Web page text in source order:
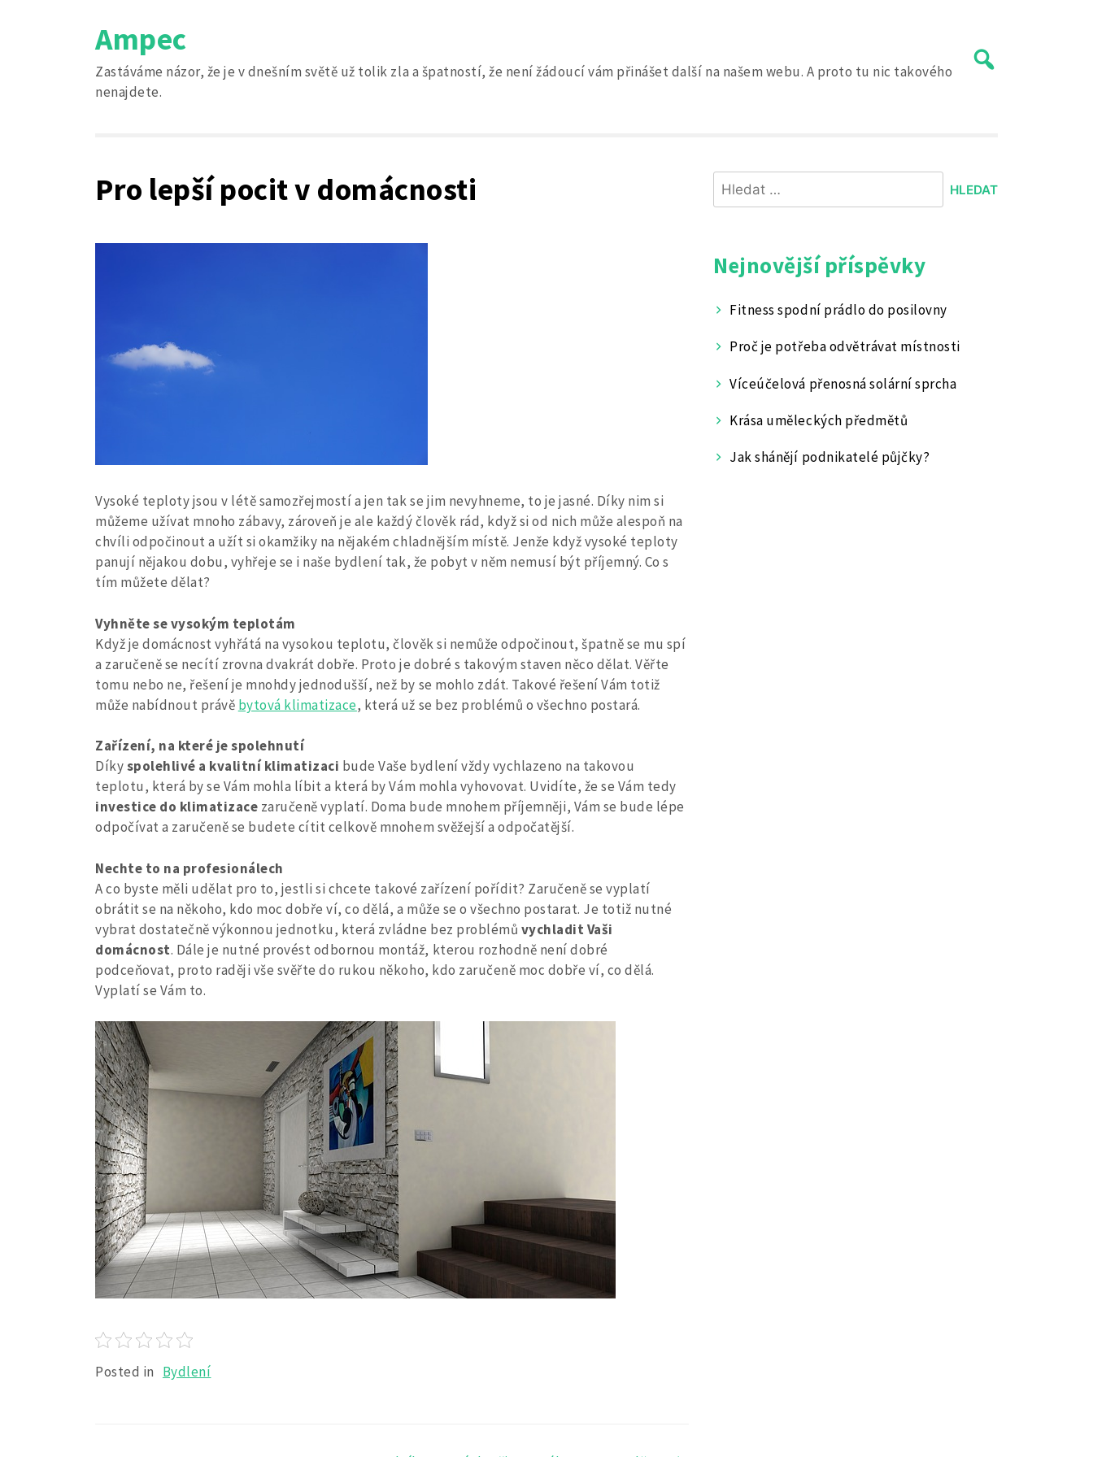
Ampec
Zastáváme názor, že je v dnešním světě už tolik zla a špatností, že není žádoucí vám přinášet další na našem webu. A proto tu nic takového
nenajdete.
Pro lepší pocit v domácnosti
Vysoké teploty jsou v létě samozřejmostí a jen tak se jim nevyhneme, to je jasné. Díky nim si
můžeme užívat mnoho zábavy, zároveň je ale každý člověk rád, když si od nich může alespoň na
chvíli odpočinout a užít si okamžiky na nějakém chladnějším místě. Jenže když vysoké teploty
panují nějakou dobu, vyhřeje se i naše bydlení tak, že pobyt v něm nemusí být příjemný. Co s
tím můžete dělat?
Vyhněte se vysokým teplotám
Když je domácnost vyhřátá na vysokou teplotu, člověk si nemůže odpočinout, špatně se mu spí
a zaručeně se necítí zrovna dvakrát dobře. Proto je dobré s takovým staven něco dělat. Věřte
tomu nebo ne, řešení je mnohdy jednodušší, než by se mohlo zdát. Takové řešení Vám totiž
může nabídnout právě bytová klimatizace, která už se bez problémů o všechno postará.
Zařízení, na které je spolehnutí
Díkyspolehlivé a kvalitní klimatizaci bude Vaše bydlení vždy vychlazeno na takovou
teplotu, která by se Vám mohla líbit a která by Vám mohla vyhovovat. Uvidíte, že se Vám tedy
investice do klimatizace zaručeně vyplatí. Doma bude mnohem příjemněji, Vám se bude lépe
odpočívat a zaručeně se budete cítit celkově mnohem svěžejší a odpočatější.
Nechte to na profesionálech
A co byste měli udělat pro to, jestli si chcete takové zařízení pořídit? Zaručeně se vyplatí
obrátit se na někoho, kdo moc dobře ví, co dělá, a může se o všechno postarat. Je totiž nutné
vybrat dostatečně výkonnou jednotku, která zvládne bez problémů vychladit Vaši
domácnost. Dále je nutné provést odbornou montáž, kterou rozhodně není dobré
podceňovat, proto raději vše svěřte do rukou někoho, kdo zaručeně moc dobře ví, co dělá.
Vyplatí se Vám to.
Posted in Bydlení
Vyhledávání
Nejnovější příspěvky
Fitness spodní prádlo do posilovny
Proč je potřeba odvětrávat místnosti
Víceúčelová přenosná solární sprcha
Krása uměleckých předmětů
Jak shánějí podnikatelé půjčky?